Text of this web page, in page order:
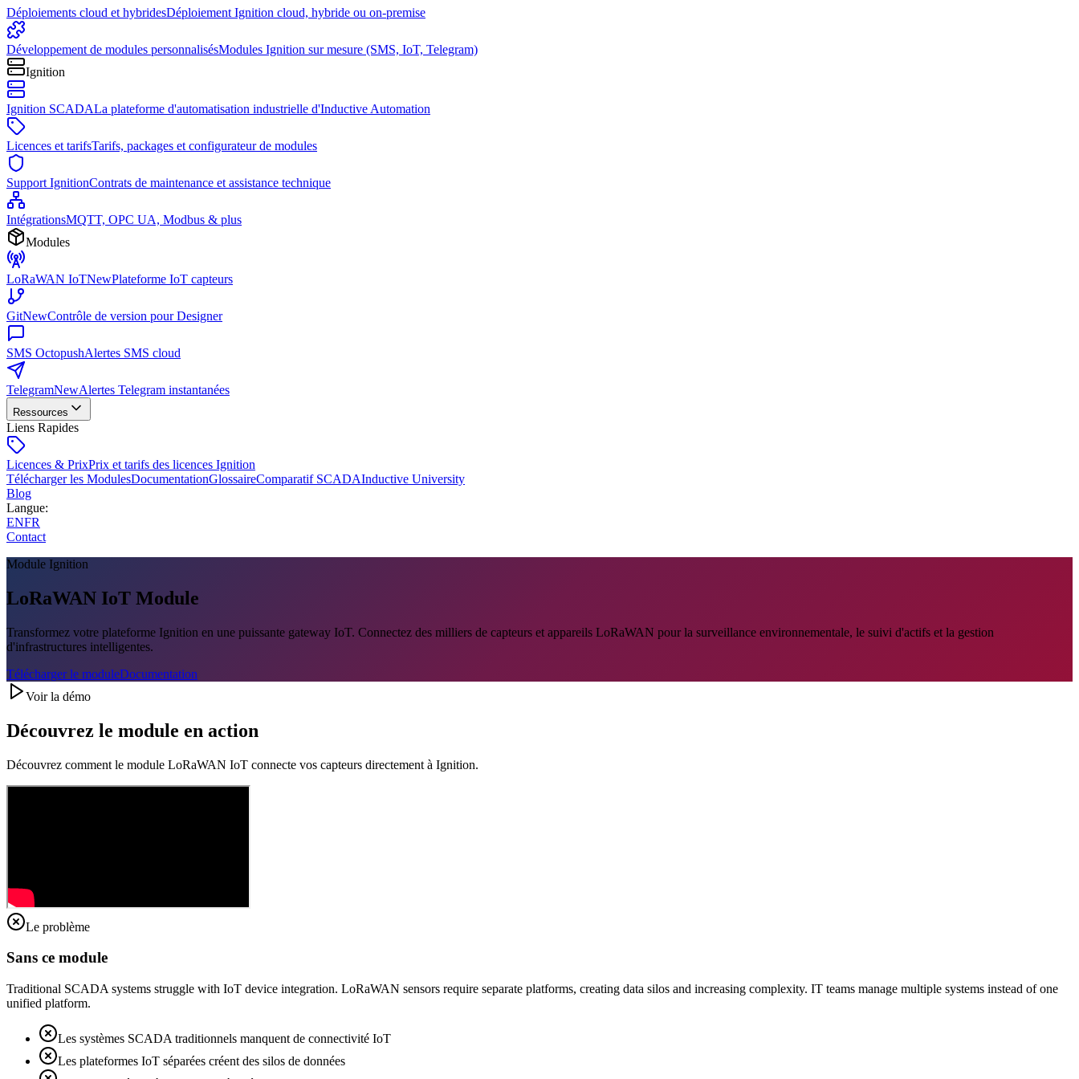
Déploiements cloud et hybridesDéploiement Ignition cloud, hybride ou on-premise
Développement de modules personnalisésModules Ignition sur mesure (SMS, IoT, Telegram)
Ignition
Ignition SCADALa plateforme d'automatisation industrielle d'Inductive Automation
Licences et tarifsTarifs, packages et configurateur de modules
Support IgnitionContrats de maintenance et assistance technique
IntégrationsMQTT, OPC UA, Modbus & plus
Modules
LoRaWAN IoTNewPlateforme IoT capteurs
GitNewContrôle de version pour Designer
SMS OctopushAlertes SMS cloud
TelegramNewAlertes Telegram instantanées
Ressources
Liens Rapides
Licences & PrixPrix et tarifs des licences Ignition
Télécharger les ModulesDocumentationGlossaireComparatif SCADAInductive University
Blog
Langue:
ENFR
Contact
Module Ignition
LoRaWAN IoT Module
Transformez votre plateforme Ignition en une puissante gateway IoT. Connectez des milliers de capteurs et appareils LoRaWAN pour la surveillance environnementale, le suivi d'actifs et la gestion
d'infrastructures intelligentes.
Télécharger le moduleDocumentation
Voir la démo
Découvrez le module en action
Découvrez comment le module LoRaWAN IoT connecte vos capteurs directement à Ignition.
Le problème
Sans ce module
Traditional SCADA systems struggle with IoT device integration. LoRaWAN sensors require separate platforms, creating data silos and increasing complexity. IT teams manage multiple systems instead of one
unified platform.
Les systèmes SCADA traditionnels manquent de connectivité IoT
Les plateformes IoT séparées créent des silos de données